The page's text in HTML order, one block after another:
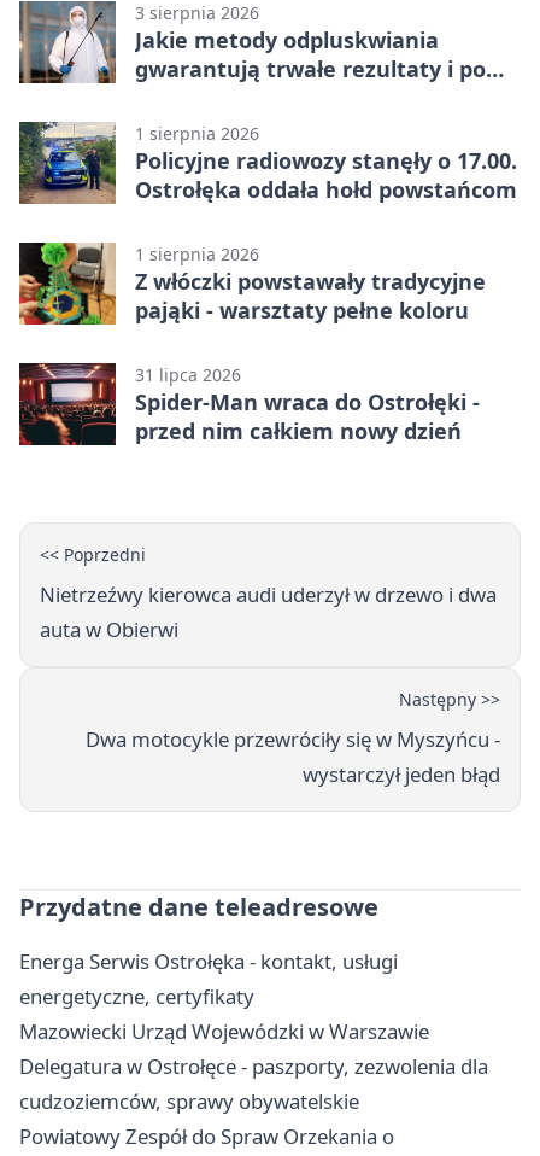
3 sierpnia 2026
Jakie metody odpluskwiania
gwarantują trwałe rezultaty i po
wykonawcę?
1 sierpnia 2026
Policyjne radiowozy stanęły o 17.00.
Ostrołęka oddała hołd powstańcom
1 sierpnia 2026
Z włóczki powstawały tradycyjne
pająki - warsztaty pełne koloru
31 lipca 2026
Spider-Man wraca do Ostrołęki -
przed nim całkiem nowy dzień
<< Poprzedni
Nietrzeźwy kierowca audi uderzył w drzewo i dwa
auta w Obierwi
Następny >>
Dwa motocykle przewróciły się w Myszyńcu -
wystarczył jeden błąd
Przydatne dane teleadresowe
Energa Serwis Ostrołęka - kontakt, usługi
energetyczne, certyfikaty
Mazowiecki Urząd Wojewódzki w Warszawie
Delegatura w Ostrołęce - paszporty, zezwolenia dla
cudzoziemców, sprawy obywatelskie
Powiatowy Zespół do Spraw Orzekania o